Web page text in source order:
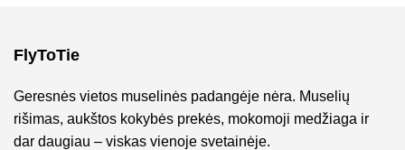
FlyToTie
Geresnės vietos muselinės padangėje nėra. Muselių
rišimas, aukštos kokybės prekės, mokomoji medžiaga ir
dar daugiau – viskas vienoje svetainėje.